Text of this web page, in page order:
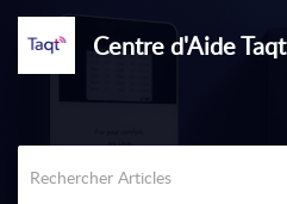
Centre d'Aide Taqt